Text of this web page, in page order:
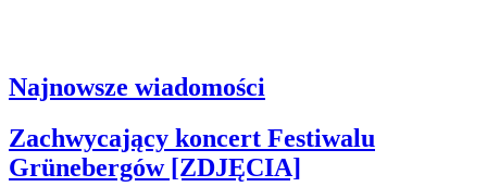
Najnowsze wiadomości
Zachwycający koncert Festiwalu
Grünebergów [ZDJĘCIA]